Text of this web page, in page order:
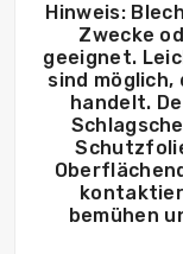
Hinweis:
Zwecke
geeignet.
sind
handelt.
bemühen